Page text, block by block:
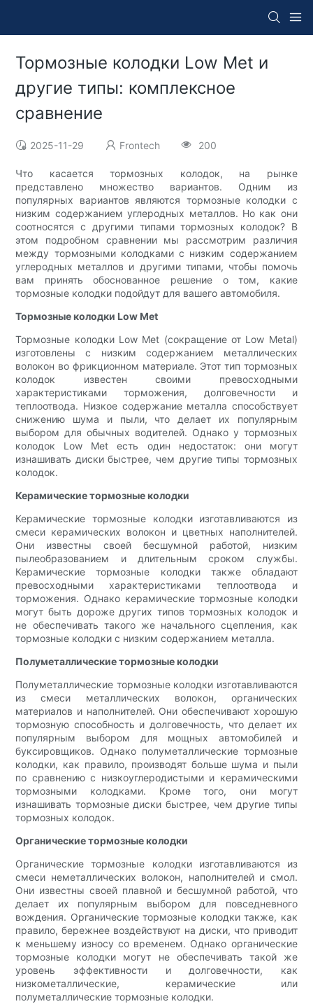
Тормозные колодки Low Met и
другие типы: комплексное
сравнение
2025-11-29 Frontech 200
Что касается тормозных колодок, на рынке
представлено множество вариантов. Одним из
популярных вариантов являются тормозные колодки с
низким содержанием углеродных металлов. Но как они
соотносятся с другими типами тормозных колодок? В
этом подробном сравнении мы рассмотрим различия
между тормозными колодками с низким содержанием
углеродных металлов и другими типами, чтобы помочь
вам принять обоснованное решение о том, какие
тормозные колодки подойдут для вашего автомобиля.
Тормозные колодки Low Met
Тормозные колодки Low Met (сокращение от Low Metal)
изготовлены с низким содержанием металлических
волокон во фрикционном материале. Этот тип тормозных
колодок известен своими превосходными
характеристиками торможения, долговечности и
теплоотвода. Низкое содержание металла способствует
снижению шума и пыли, что делает их популярным
выбором для обычных водителей. Однако у тормозных
колодок Low Met есть один недостаток: они могут
изнашивать диски быстрее, чем другие типы тормозных
колодок.
Керамические тормозные колодки
Керамические тормозные колодки изготавливаются из
смеси керамических волокон и цветных наполнителей.
Они известны своей бесшумной работой, низким
пылеобразованием и длительным сроком службы.
Керамические тормозные колодки также обладают
превосходными характеристиками теплоотвода и
торможения. Однако керамические тормозные колодки
могут быть дороже других типов тормозных колодок и
не обеспечивать такого же начального сцепления, как
тормозные колодки с низким содержанием металла.
Полуметаллические тормозные колодки
Полуметаллические тормозные колодки изготавливаются
из смеси металлических волокон, органических
материалов и наполнителей. Они обеспечивают хорошую
тормозную способность и долговечность, что делает их
популярным выбором для мощных автомобилей и
буксировщиков. Однако полуметаллические тормозные
колодки, как правило, производят больше шума и пыли
по сравнению с низкоуглеродистыми и керамическими
тормозными колодками. Кроме того, они могут
изнашивать тормозные диски быстрее, чем другие типы
тормозных колодок.
Органические тормозные колодки
Органические тормозные колодки изготавливаются из
смеси неметаллических волокон, наполнителей и смол.
Они известны своей плавной и бесшумной работой, что
делает их популярным выбором для повседневного
вождения. Органические тормозные колодки также, как
правило, бережнее воздействуют на диски, что приводит
к меньшему износу со временем. Однако органические
тормозные колодки могут не обеспечивать такой же
уровень эффективности и долговечности, как
низкометаллические, керамические или
полуметаллические тормозные колодки.